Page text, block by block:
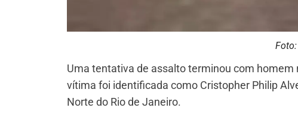
Uma tentativa de assalto terminou com
vítima foi identificada como Cristopher Philip
Norte do Rio de Janeiro.